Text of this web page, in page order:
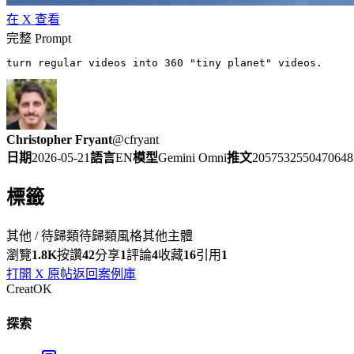
在 X 查看
完整 Prompt
turn regular videos into 360 "tiny planet" videos.
Christopher Fryant@cfryant
日期2026-05-21語言EN模型Gemini Omni推文
標籤
其他 / 待歸類待歸類風格其他主體
瀏覽1.8K按讚42分享1評論4收藏16引用 1
打開 X 原帖返回案例庫
CreatOK
探索